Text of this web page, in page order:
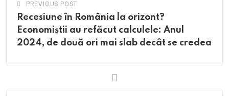
PREVIOUS POST
Recesiune în România la orizont?
Economiștii au refăcut calculele: Anul
2024, de două ori mai slab decât se credea